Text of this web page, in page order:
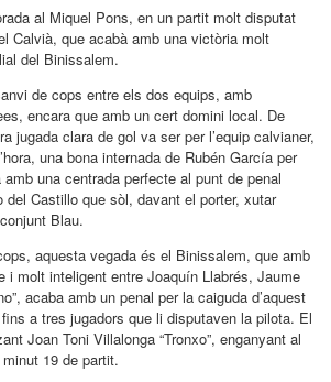
al Miquel Pons, en un partit molt disputat
Calvià, que acabà amb una victòria molt
del Binissalem.
de cops entre els dos equips, amb
encara que amb un cert domini local. De
jugada clara de gol va ser per l’equip calvianer,
una bona internada de Rubén García per
una centrada perfecte al punt de penal
del Castillo que sòl, davant el porter, xutar
Blau.
aquesta vegada és el Binissalem, que amb
i molt inteligent entre Joaquín Llabrés, Jaume
acaba amb un penal per la caiguda d’aquest
a tres jugadors que li disputaven la pilota. El
Joan Toni Villalonga “Tronxo”, enganyant al
19 de partit.